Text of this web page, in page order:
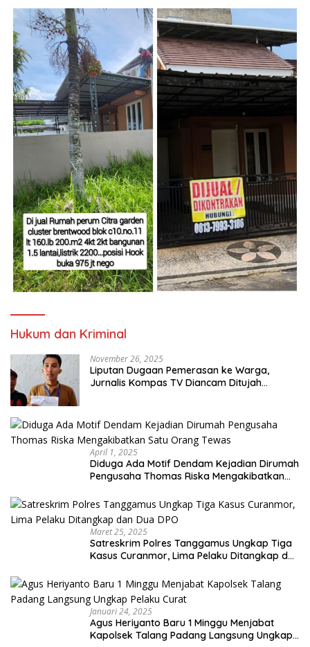
Hukum dan Kriminal
November 26, 2025
Liputan Dugaan Pemerasan ke Warga,
Jurnalis Kompas TV Diancam Ditujah
April 1, 2025
Diduga Ada Motif Dendam Kejadian Dirumah
Pengusaha Thomas Riska Mengakibatkan
Maret 25, 2025
Satreskrim Polres Tanggamus Ungkap Tiga
Kasus Curanmor, Lima Pelaku Ditangkap dan
Januari 24, 2025
Agus Heriyanto Baru 1 Minggu Menjabat
Kapolsek Talang Padang Langsung Ungkap